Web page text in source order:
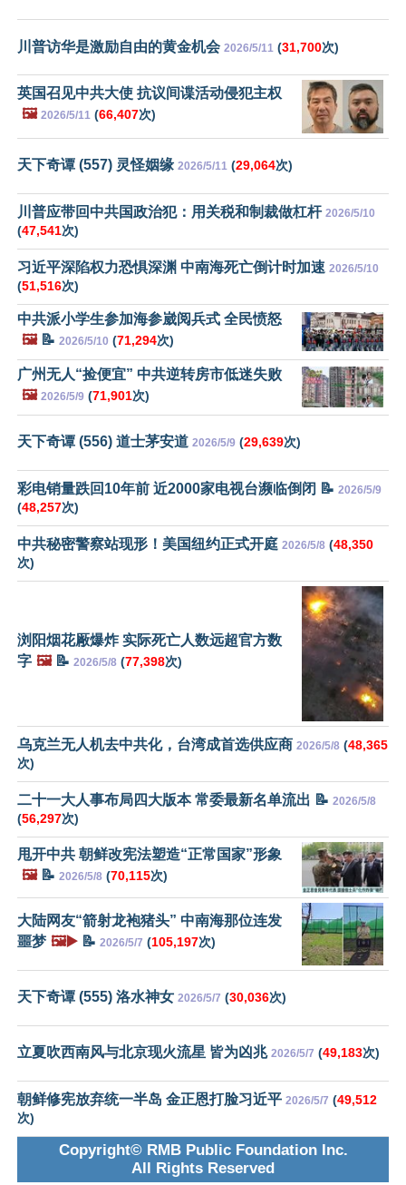
川普访华是激励自由的黄金机会 2026/5/11 (31,700次)
英国召见中共大使 抗议间谍活动侵犯主权
🖼️ 2026/5/11 (66,407次)
天下奇谭 (557) 灵怪姻缘 2026/5/11 (29,064次)
川普应带回中共国政治犯：用关税和制裁做杠杆 2026/5/10
(47,541次)
习近平深陷权力恐惧深渊 中南海死亡倒计时加速 2026/5/10
(51,516次)
中共派小学生参加海参崴阅兵式 全民愤怒
🖼️📝 2026/5/10 (71,294次)
广州无人“捡便宜” 中共逆转房市低迷失败
🖼️ 2026/5/9 (71,901次)
天下奇谭 (556) 道士茅安道 2026/5/9 (29,639次)
彩电销量跌回10年前 近2000家电视台濒临倒闭 📝 2026/5/9
(48,257次)
中共秘密警察站现形！美国纽约正式开庭 2026/5/8 (48,350
次)
浏阳烟花厰爆炸 实际死亡人数远超官方数
字 🖼️📝 2026/5/8 (77,398次)
乌克兰无人机去中共化，台湾成首选供应商 2026/5/8 (48,365
次)
二十一大人事布局四大版本 常委最新名单流出 📝 2026/5/8
(56,297次)
甩开中共 朝鲜改宪法塑造“正常国家”形象
🖼️📝 2026/5/8 (70,115次)
大陆网友“箭射龙袍猪头” 中南海那位连发
噩梦 🖼️▶️ 📝 2026/5/7 (105,197次)
天下奇谭 (555) 洛水神女 2026/5/7 (30,036次)
立夏吹西南风与北京现火流星 皆为凶兆 2026/5/7 (49,183次)
朝鲜修宪放弃统一半岛 金正恩打脸习近平 2026/5/7 (49,512
次)
Copyright© RMB Public Foundation Inc.
All Rights Reserved